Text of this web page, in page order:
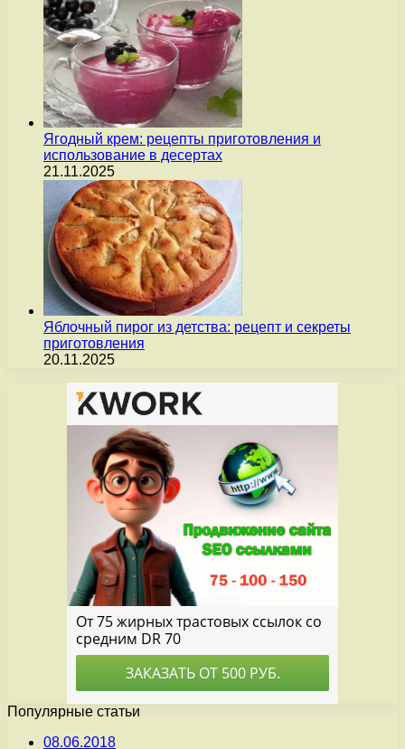
Ягодный крем: рецепты приготовления и
использование в десертах
21.11.2025
Яблочный пирог из детства: рецепт и секреты
приготовления
20.11.2025
Популярные статьи
08.06.2018